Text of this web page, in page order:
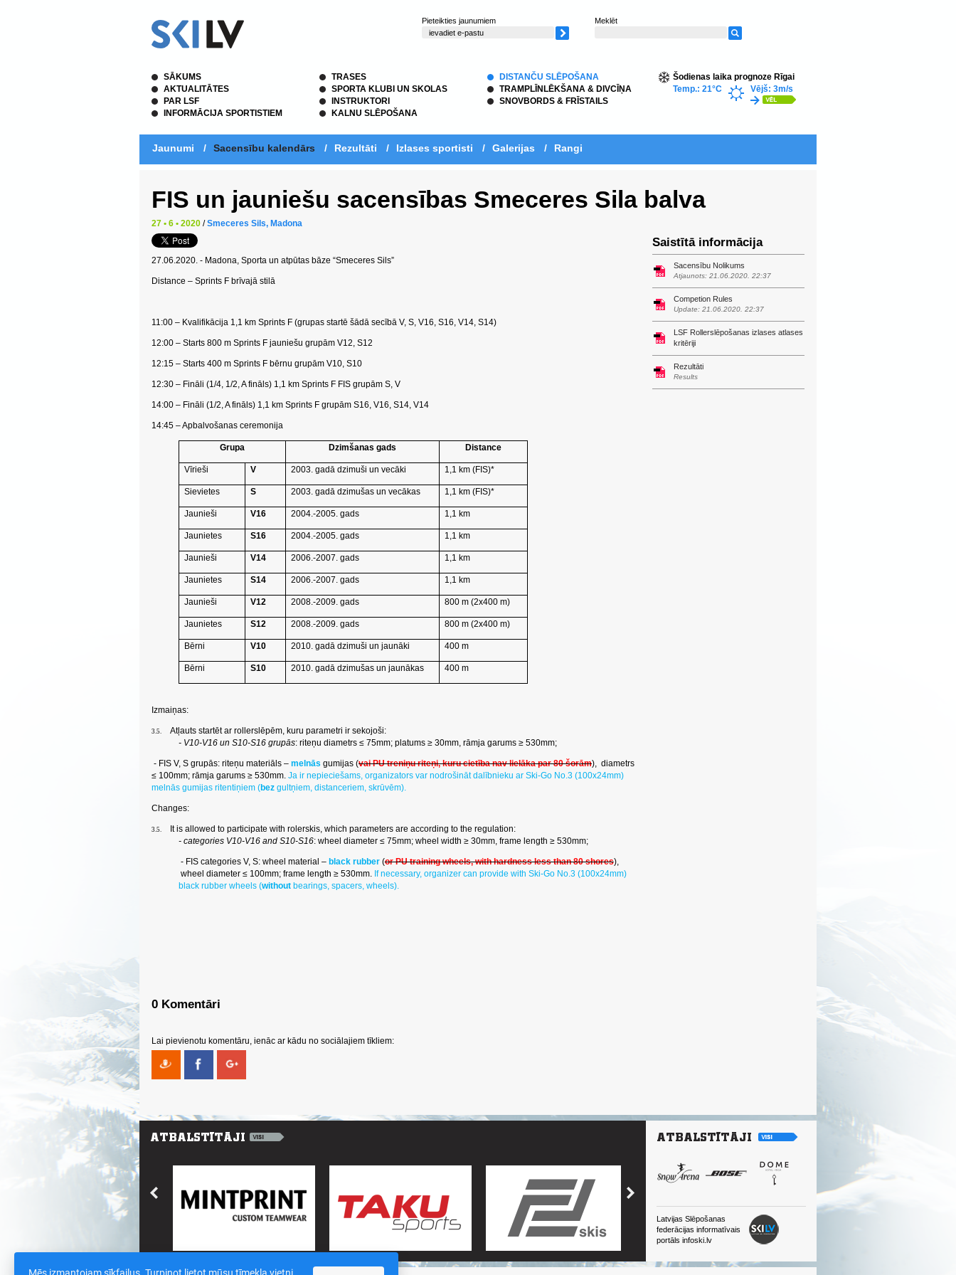
Pieteikties jaunumiem Meklēt
SĀKUMS
AKTUALITĀTES
PAR LSF
INFORMĀCIJA SPORTISTIEM
TRASES
SPORTA KLUBI UN SKOLAS
INSTRUKTORI
KALNU SLĒPOŠANA
DISTANČU SLĒPOŠANA
TRAMPLĪNLĒKŠANA & DIVCĪŅA
SNOVBORDS & FRĪSTAILS
Šodienas laika prognoze Rīgai
Temp.: 21°C
Vējš: 3m/s
Jaunumi / Sacensību kalendārs / Rezultāti / Izlases sportisti / Galerijas / Rangi
FIS un jauniešu sacensības Smeceres Sila balva
27 • 6 • 2020 /Smeceres Sils, Madona
27.06.2020. - Madona, Sporta un atpūtas bāze “Smeceres Sils”
Distance – Sprints F brīvajā stilā
11:00 – Kvalifikācija 1,1 km Sprints F (grupas startē šādā secībā V, S, V16, S16, V14, S14)
12:00 – Starts 800 m Sprints F jauniešu grupām V12, S12
12:15 – Starts 400 m Sprints F bērnu grupām V10, S10
12:30 – Fināli (1/4, 1/2, A fināls) 1,1 km Sprints F FIS grupām S, V
14:00 – Fināli (1/2, A fināls) 1,1 km Sprints F grupām S16, V16, S14, V14
14:45 – Apbalvošanas ceremonija
Grupa Dzimšanas gads Distance
Vīrieši V 2003. gadā dzimuši un vecāki 1,1 km (FIS)*
Sievietes S 2003. gadā dzimušas un vecākas 1,1 km (FIS)*
Jaunieši V16 2004.-2005. gads 1,1 km
Jaunietes S16 2004.-2005. gads 1,1 km
Jaunieši V14 2006.-2007. gads 1,1 km
Jaunietes S14 2006.-2007. gads 1,1 km
Jaunieši V12 2008.-2009. gads 800 m (2x400 m)
Jaunietes S12 2008.-2009. gads 800 m (2x400 m)
Bērni V10 2010. gadā dzimuši un jaunāki 400 m
Bērni S10 2010. gadā dzimušas un jaunākas 400 m
Izmaiņas:
3.5. Atļauts startēt ar rollerslēpēm, kuru parametri ir sekojoši:
- V10-V16 un S10-S16 grupās: riteņu diametrs ≤ 75mm; platums ≥ 30mm, rāmja garums ≥ 530mm;
- FIS V, S grupās: riteņu materiāls – melnās gumijas (vai PU treniņu riteņi, kuru cietība nav lielāka par 80 šorām), diametrs
≤ 100mm; rāmja garums ≥ 530mm. Ja ir nepieciešams, organizators var nodrošināt dalībnieku ar Ski-Go No.3 (100x24mm)
melnās gumijas ritentiņiem (bez gultņiem, distanceriem, skrūvēm).
Changes:
3.5.
It is allowed to participate with rolerskis, which parameters are according to the regulation:
- categories V10-V16 and S10-S16: wheel diameter ≤ 75mm; wheel width ≥ 30mm, frame length ≥ 530mm;
- FIS categories V, S: wheel material – black rubber(or PU training wheels, with hardness less than 80 shores),
wheel diameter ≤ 100mm; frame length ≥ 530mm. If necessary, organizer can provide with Ski-Go No.3 (100x24mm)
black rubber wheels (withoutbearings, spacers, wheels).
0 Komentāri
Lai pievienotu komentāru, ienāc ar kādu no sociālajiem tīkliem:
Saistītā informācija
Sacensību Nolikums
Atjaunots: 21.06.2020. 22:37
Competion Rules
Update: 21.06.2020. 22:37
LSF Rollerslēpošanas izlases atlases
kritēriji
Rezultāti
Results
Latvijas Slēpošanas
federācijas informatīvais
portāls infoski.lv